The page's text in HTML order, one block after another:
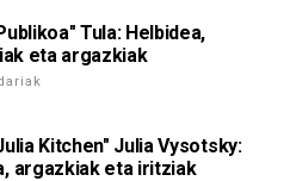
Tula: Helbidea,
eta argazkiak
Kitchen" Julia Vysotsky:
argazkiak eta iritziak